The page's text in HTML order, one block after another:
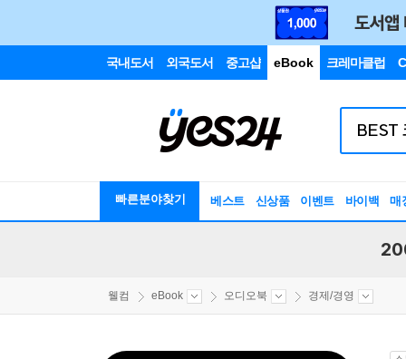
국내도서 외국도서 중고샵 eBook 크레마클럽
빠른분야찾기 베스트 신상품 이벤트 바이백 매
웰컴 eBook 오디오북 경제/경영